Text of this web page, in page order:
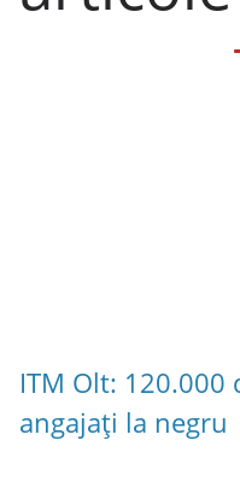
ITM Olt: 120.000
angajați la negru